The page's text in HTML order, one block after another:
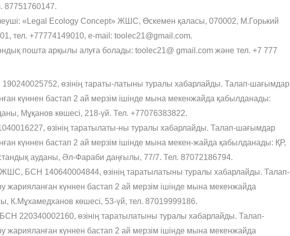
87751760147.
«Legal Ecology Concept» ЖШС, Өскемен қаласы, 070002, М.Горький
тел. +77774149010, e-mail: toolec21@gmail.com.
пошта арқылы алуға болады: toolec21@ gmail.com және тел. +7 777
өзінің тараты-латыны туралы хабарлайды. Талап-шағымдар
күннен бастап 2 ай мерзім ішінде мына мекенжайда қабылданады:
Мұқанов көшесі, 218-үй. Тел. +77076383822.
өзінің таратылаты-ны туралы хабарлайды. Талап-шағымдар
күннен бастап 2 ай мерзім ішінде мына мекен-жайда қабылданады: ҚР,
ауданы, Әл-Фараби даңғылы, 77/7. Тел. 87072186794.
БСН 140640004844, өзінің таратылатыны туралы хабарлайды. Талап-
күннен бастап 2 ай мерзім ішінде мына мекенжайда
К.Мұхамедханов көшесі, 53-үй, тел. 87019999186.
220340002160, өзінің таратылатыны туралы хабарлайды. Талап-
күннен бастап 2 ай мерзім ішінде мына мекенжайда